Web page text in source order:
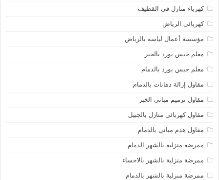
كهرباء منازل في القطيف
كهربائى الرياض
مؤسسة أعمال لياسه بالرياض
معلم جبس بورد بالخبر
معلم جبس بورد بالدمام
مقاول إزالة دهانات بالدمام
مقاول ترميم مباني الخبر
مقاول كهربائي منازل بالجبيل
مقاول هدم مباني بالدمام
ممرضة منزلية بالشهر الدمام
ممرضة منزلية بالشهر بالاحساء
ممرضة منزلية بالشهر بالدمام